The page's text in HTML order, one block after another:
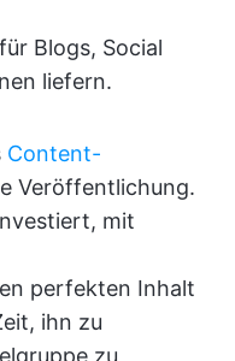
Blogs, Social
liefern.
Content-
Veröffentlichung.
mit
perfekten Inhalt
ihn zu
zu